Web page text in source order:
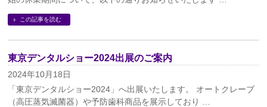
この記事を読む
東京デンタルショー2024出展のご案内
2024年10月18日
「東京デンタルショー2024」へ出展いたします。 オートクレーブ
（高圧蒸気滅菌器）や予防歯科商品を展示しており …